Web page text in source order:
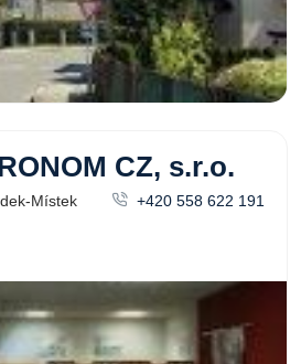
CZ, s.r.o.
Místek
+420 558 622 191